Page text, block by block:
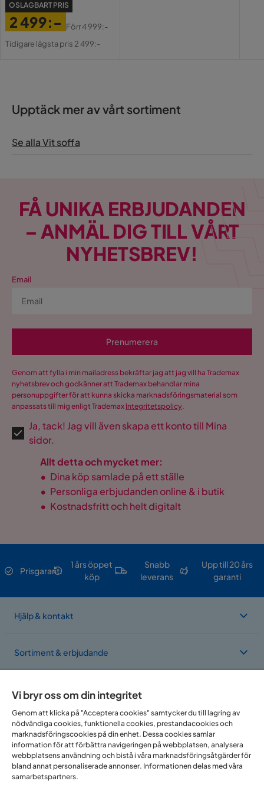
OSLAGBART PRIS
Pris
2 499:-
Original
Förr4 999:-
Tidigare lägsta pris 2 499:-
Upptäck mer av vårt sortiment
Se alla Vit soffa
FÅ UNIKA ERBJUDANDEN
– ANMÄL DIG TILL VÅRT
NYHETSBREV!
Email
Prenumerera
Genom att fylla i min mailadress bekräftar jag att jag vill ha Trademax
nyhetsbrev och godkänner att Trademax behandlar mina
personuppgifter för att kunna skicka marknadsföringsmaterial som
anpassats till mig enligt Trademax Integritetspolicy.
Ja, tack! Jag vill även skapa ett konto till Mina
sidor.
Allt detta och mycket mer:
• Dina köp samlade på ett ställe
• Personliga erbjudanden online & i butik
• Kostnadsfritt och helt digitalt
Prisgaranti
1 års öppet
köp
Snabb
leverans
Upp till 20 års
garanti
Hjälp & kontakt
Sortiment & erbjudande
Vi finns i flera länder
Vi bryr oss om din integritet
Genom att klicka på "Acceptera cookies" samtycker du till lagring av
nödvändiga cookies, funktionella cookies, prestandacookies och
marknadsföringscookies på din enhet. Dessa cookies samlar
information för att förbättra navigeringen på webbplatsen, analysera
webbplatsens användning och bistå i våra marknadsföringsåtgärder för
bland annat personaliserade annonser. Informationen delas med våra
samarbetspartners.